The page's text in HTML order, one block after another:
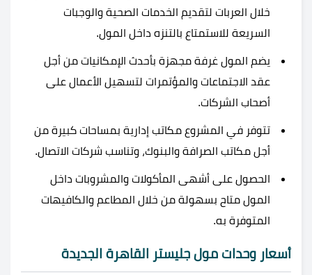
خلال العربات لتقديم الخدمات الصحية والوجبات
السريعة للاستمتاع بالتنزه داخل المول.
يضم المول غرفة مجهزة بأحدث الإمكانيات من أجل
عقد الاجتماعات والمؤتمرات لتسهيل الأعمال على
أصحاب الشركات.
تتوفر في المشروع مكاتب إدارية بمساحات كبيرة من
أجل مكاتب الصرافة والبنوك، وتناسب شركات الاتصال.
الحصول على أشهى المأكولات والمشروبات داخل
المول متاح بسهولة من خلال المطاعم والكافيهات
المتوفرة به.
أسعار وحدات مول جليستر القاهرة الجديدة